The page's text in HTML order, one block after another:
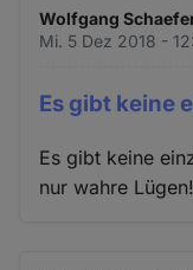
Wolfgang
Mi. 5 Dez 2018 -
Es gibt keine
Es gibt keine
nur wahre Lügen!